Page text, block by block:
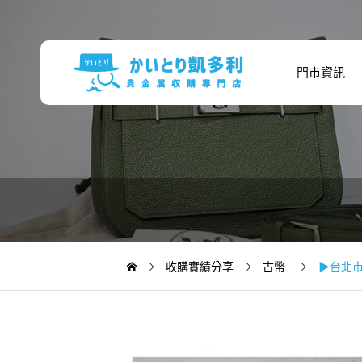
門市資訊
收購實績分享 古幣 ▶台北